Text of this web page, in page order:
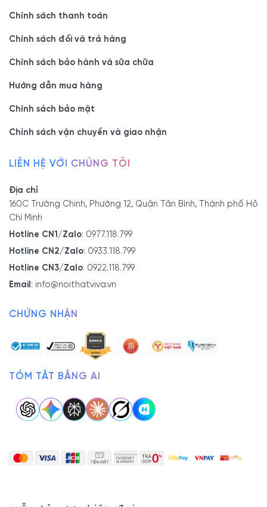
Chính sách thanh toán
Chính sách đổi và trả hàng
Chính sách bảo hành và sữa chữa
Hướng dẫn mua hàng
Chính sách bảo mật
Chính sách vận chuyển và giao nhận
LIÊN HỆ VỚI CHÚNG TÔI
Địa chỉ
160C Trường Chinh, Phường 12, Quận Tân Bình, Thành phố Hồ
Chí Minh
Hotline CN1/Zalo: 0977.118.799
Hotline CN2/Zalo: 0933.118.799
Hotline CN3/Zalo: 0922.118.799
Email : info@noithatviva.vn
CHỨNG NHẬN
TÓM TẮT BẰNG AI